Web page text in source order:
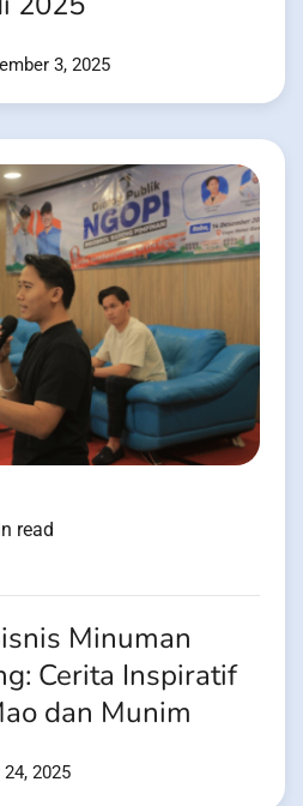
3, 2025
read
Minuman
Cerita Inspiratif
dan Munim
24, 2025